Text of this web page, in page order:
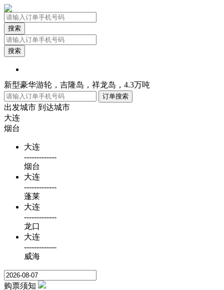
搜索
搜索
新型豪华游轮，吉隆岛，祥龙岛，4.3万吨
出发城市 到达城市
大连
烟台
大连
-------------
烟台
大连
-------------
蓬莱
大连
-------------
龙口
大连
-------------
威海
购票须知